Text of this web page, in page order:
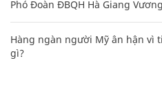
Phó Đoàn ĐBQH Hà Giang
Hàng ngàn người Mỹ ân hận vì
gì?